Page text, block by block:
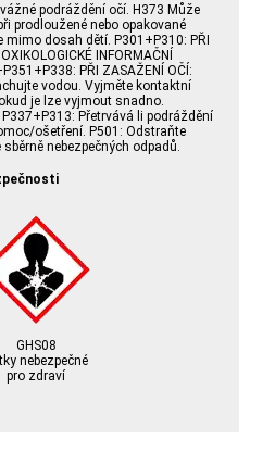
podráždění očí. H373 Může
prodloužené nebo opakované
mimo dosah dětí. P301+P310: PŘI
INFORMAČNÍ
PŘI ZASAŽENÍ OČÍ:
vodou. Vyjměte kontaktní
je lze vyjmout snadno.
Přetrvává li podráždění
ošetření. P501: Odstraňte
nebezpečných odpadů.
GHS08
nebezpečné
pro zdraví